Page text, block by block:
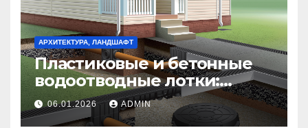
АРХИТЕКТУРА, ЛАНДШАФТ
Пластиковые и бетонные
водоотводные лотки:
выбор оптимального
решения для дренажа
06.01.2026 ADMIN